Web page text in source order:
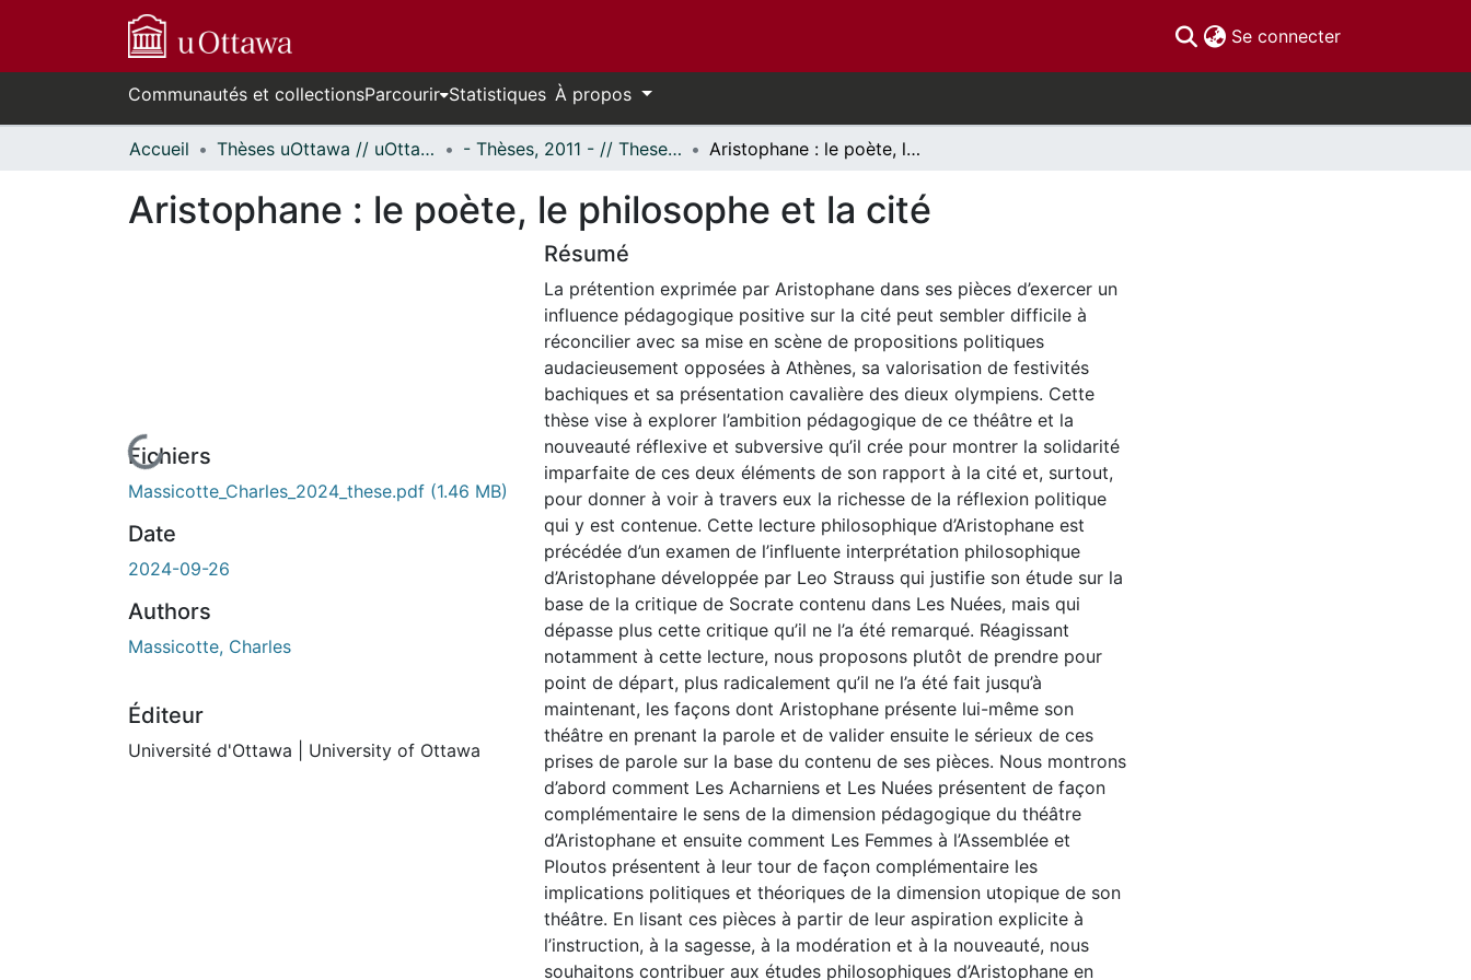
Se connecter(current)
Communautés et collectionsParcourir Statistiques À propos
Accueil Thèses uOttawa // uOttawa Theses - Thèses, 2011 - // Theses, 2011 - Aristophane : le poète, le philosophe et la cité
Aristophane : le poète, le philosophe et la cité
En cours de chargement...
Fichiers
Massicotte_Charles_2024_these.pdf (1.46 MB)
Date
2024-09-26
Authors
Massicotte, Charles
Éditeur
Université d'Ottawa | University of Ottawa
Résumé
La prétention exprimée par Aristophane dans ses pièces d’exercer un
influence pédagogique positive sur la cité peut sembler difficile à
réconcilier avec sa mise en scène de propositions politiques
audacieusement opposées à Athènes, sa valorisation de festivités
bachiques et sa présentation cavalière des dieux olympiens. Cette
thèse vise à explorer l’ambition pédagogique de ce théâtre et la
nouveauté réflexive et subversive qu’il crée pour montrer la solidarité
imparfaite de ces deux éléments de son rapport à la cité et, surtout,
pour donner à voir à travers eux la richesse de la réflexion politique
qui y est contenue. Cette lecture philosophique d’Aristophane est
précédée d’un examen de l’influente interprétation philosophique
d’Aristophane développée par Leo Strauss qui justifie son étude sur la
base de la critique de Socrate contenu dans Les Nuées, mais qui
dépasse plus cette critique qu’il ne l’a été remarqué. Réagissant
notamment à cette lecture, nous proposons plutôt de prendre pour
point de départ, plus radicalement qu’il ne l’a été fait jusqu’à
maintenant, les façons dont Aristophane présente lui-même son
théâtre en prenant la parole et de valider ensuite le sérieux de ces
prises de parole sur la base du contenu de ses pièces. Nous montrons
d’abord comment Les Acharniens et Les Nuées présentent de façon
complémentaire le sens de la dimension pédagogique du théâtre
d’Aristophane et ensuite comment Les Femmes à l’Assemblée et
Ploutos présentent à leur tour de façon complémentaire les
implications politiques et théoriques de la dimension utopique de son
théâtre. En lisant ces pièces à partir de leur aspiration explicite à
l’instruction, à la sagesse, à la modération et à la nouveauté, nous
souhaitons contribuer aux études philosophiques d’Aristophane en